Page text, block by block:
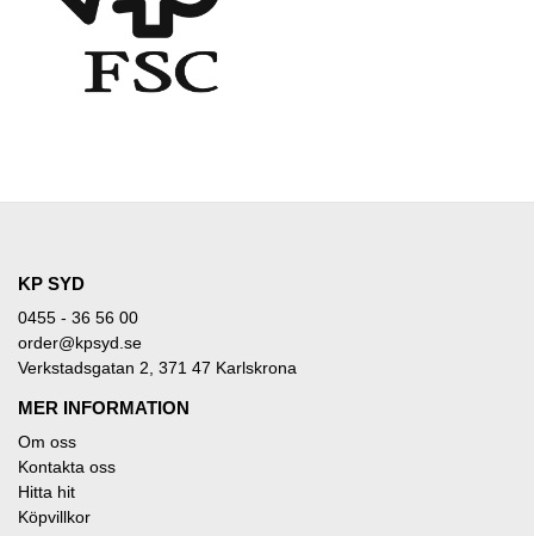
KP SYD
0455 - 36 56 00
order@kpsyd.se
Verkstadsgatan 2, 371 47 Karlskrona
MER INFORMATION
Om oss
Kontakta oss
Hitta hit
Köpvillkor